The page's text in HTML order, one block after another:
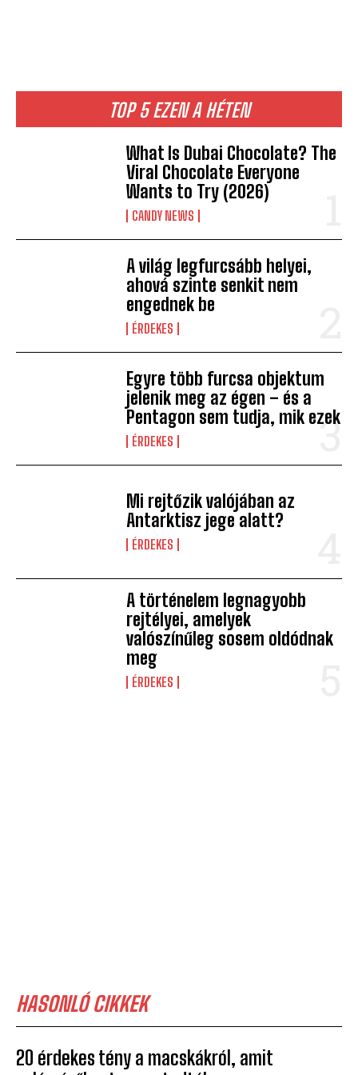
TOP 5 EZEN A HÉTEN
What Is Dubai Chocolate? The
Viral Chocolate Everyone
Wants to Try (2026)
CANDY NEWS
A világ legfurcsább helyei,
ahová szinte senkit nem
engednek be
ÉRDEKES
Egyre több furcsa objektum
jelenik meg az égen – és a
Pentagon sem tudja, mik ezek
ÉRDEKES
Mi rejtőzik valójában az
Antarktisz jege alatt?
ÉRDEKES
A történelem legnagyobb
rejtélyei, amelyek
valószínűleg sosem oldódnak
meg
ÉRDEKES
HASONLÓ CIKKEK
20 érdekes tény a macskákról, amit